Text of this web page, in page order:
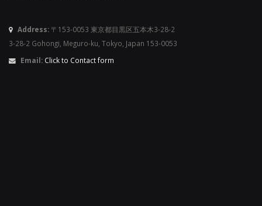
Address: 〒153-0053 東京都目黒区五本木3-28-2
3-28-2 Gohongi, Meguro-ku, Tokyo, Japan 153-0053
Email: Click to Contact form